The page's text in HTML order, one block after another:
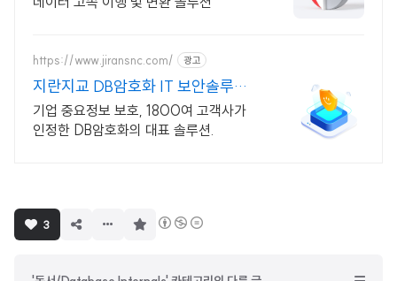
https://www.jiransnc.com/ 광고
지란지교 DB암호화 IT 보안솔루션
전문기업
기업 중요정보 보호, 1800여 고객사가
인정한 DB암호화의 대표 솔루션.
3